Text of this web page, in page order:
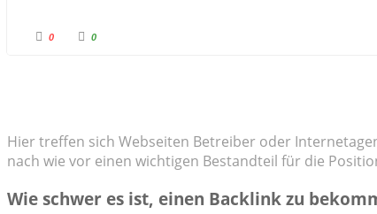
r
a
n
0
a
n
0
Hier treffen sich Webseiten Betreiber oder
nach wie vor einen wichtigen Bestandteil für die
Wie schwer es ist, einen Backlink zu